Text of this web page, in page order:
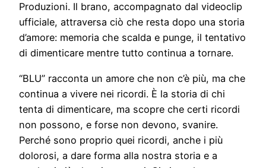
Produzioni. Il brano, accompagnato dal videoclip
ufficiale, attraversa ciò che resta dopo una storia
d’amore: memoria che scalda e punge, il tentativo
di dimenticare mentre tutto continua a tornare.
“BLU” racconta un amore che non c’è più, ma che
continua a vivere nei ricordi. È la storia di chi
tenta di dimenticare, ma scopre che certi ricordi
non possono, e forse non devono, svanire.
Perché sono proprio quei ricordi, anche i più
dolorosi, a dare forma alla nostra storia e a